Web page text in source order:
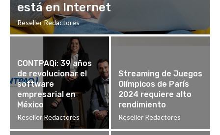
está en Internet
Reseller Redactores
CONTPAQi: 39 años
de revolucionar el
software
empresarial en
México
Reseller Redactores
Streaming de Juegos
Olímpicos de París
2024 requiere alto
rendimiento
Reseller Redactores